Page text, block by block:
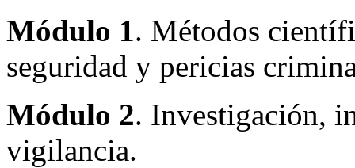
Módulo 1. Métodos
seguridad y pericias
Módulo 2. Investigación,
vigilancia.